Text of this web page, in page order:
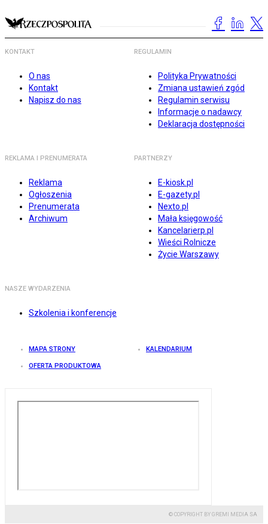
KONTAKT
O nas
Kontakt
Napisz do nas
REGULAMIN
Polityka Prywatności
Zmiana ustawień zgód
Regulamin serwisu
Informacje o nadawcy
Deklaracja dostępności
REKLAMA I PRENUMERATA
Reklama
Ogłoszenia
Prenumerata
Archiwum
PARTNERZY
E-kiosk.pl
E-gazety.pl
Nexto.pl
Mała księgowość
Kancelarierp.pl
Wieści Rolnicze
Życie Warszawy
NASZE WYDARZENIA
Szkolenia i konferencje
MAPA STRONY KALENDARIUM
OFERTA PRODUKTOWA
© COPYRIGHT BY GREMI MEDIA SA